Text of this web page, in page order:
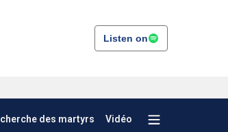
Listen on
des martyrs Vidéo